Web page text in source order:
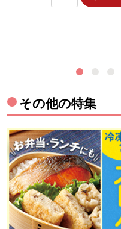
その他の特集